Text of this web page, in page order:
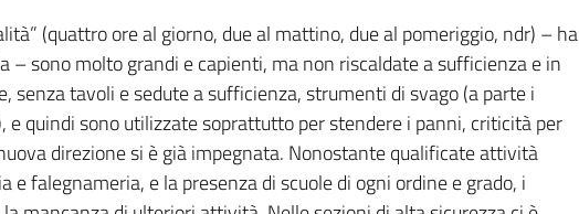
(quattro ore al giorno, due al mattino, due al pomeriggio, ndr) – ha
– sono molto grandi e capienti, ma non riscaldate a sufficienza e in
senza tavoli e sedute a sufficienza, strumenti di svago (a parte i
e quindi sono utilizzate soprattutto per stendere i panni, criticità per
direzione si è già impegnata. Nonostante qualificate attività
e falegnameria, e la presenza di scuole di ogni ordine e grado, i